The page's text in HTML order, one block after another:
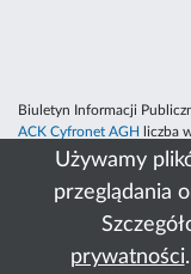
Używamy
przeglądania
prywatności
Biuletyn Informacji
ACK Cyfronet AGH
liczba